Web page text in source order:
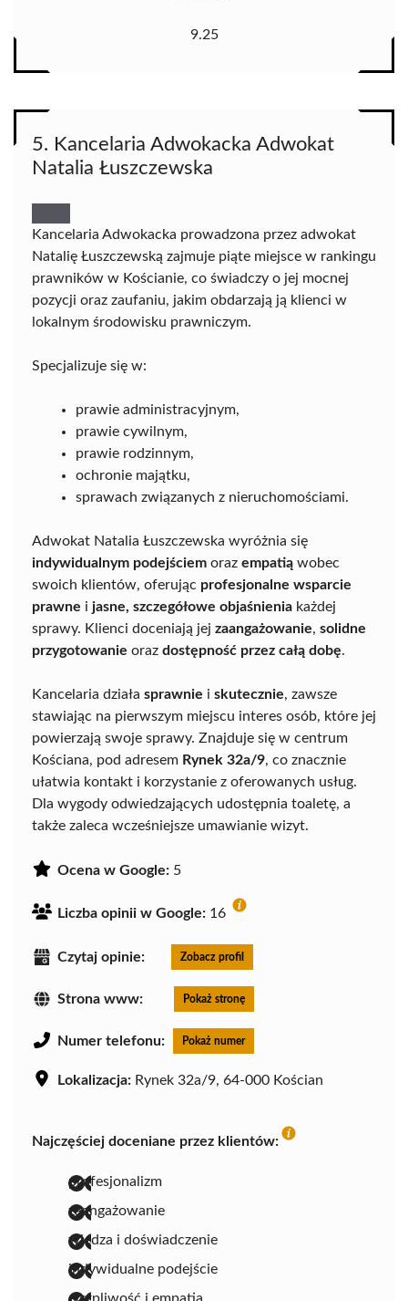
9.25
5. Kancelaria Adwokacka Adwokat
Natalia Łuszczewska
Kancelaria Adwokacka prowadzona przez adwokat
Natalię Łuszczewską zajmuje piąte miejsce w rankingu
prawników w Kościanie, co świadczy o jej mocnej
pozycji oraz zaufaniu, jakim obdarzają ją klienci w
lokalnym środowisku prawniczym.
Specjalizuje się w:
prawie administracyjnym,
prawie cywilnym,
prawie rodzinnym,
ochronie majątku,
sprawach związanych z nieruchomościami.
Adwokat Natalia Łuszczewska wyróżnia się
indywidualnym podejściem oraz empatią wobec
swoich klientów, oferując profesjonalne wsparcie
prawne i jasne, szczegółowe objaśnienia każdej
sprawy. Klienci doceniają jej zaangażowanie, solidne
przygotowanie oraz dostępność przez całą dobę.
Kancelaria działa sprawnie i skutecznie, zawsze
stawiając na pierwszym miejscu interes osób, które jej
powierzają swoje sprawy. Znajduje się w centrum
Kościana, pod adresem Rynek 32a/9, co znacznie
ułatwia kontakt i korzystanie z oferowanych usług.
Dla wygody odwiedzających udostępnia toaletę, a
także zaleca wcześniejsze umawianie wizyt.
Ocena w Google: 5
Liczba opinii w Google: 16
Czytaj opinie: Zobacz profil
Strona www: Pokaż stronę
Numer telefonu: Pokaż numer
Lokalizacja: Rynek 32a/9, 64-000 Kościan
Najczęściej doceniane przez klientów:
profesjonalizm
zaangażowanie
wiedza i doświadczenie
indywidualne podejście